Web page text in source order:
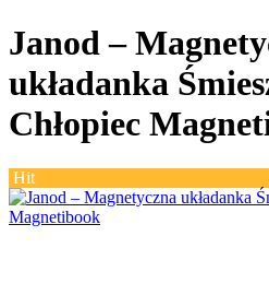
Janod –
układanka
Chłopiec
Hit